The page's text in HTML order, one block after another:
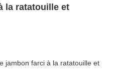
la ratatouille et